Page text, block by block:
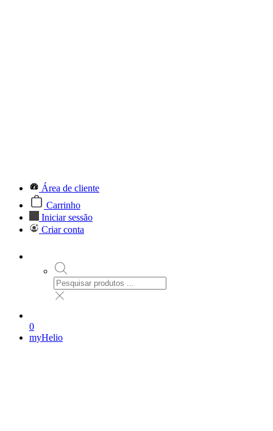
Área de cliente
Carrinho
Iniciar sessão
Criar conta
0
myHelio